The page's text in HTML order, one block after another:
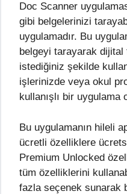
Doc Scanner
gibi belgelerinizi
uygulamadır. Bu
belgeyi tarayarak
istediğiniz şekilde
işlerinizde veya okul
kullanışlı bir
Bu uygulamanın hileli
ücretli özelliklere
Premium Unlocked
tüm özelliklerini
fazla seçenek sunarak